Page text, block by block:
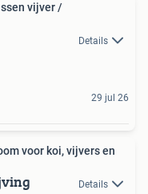
vijver /
Details
29 jul 26
voor koi, vijvers en
Details